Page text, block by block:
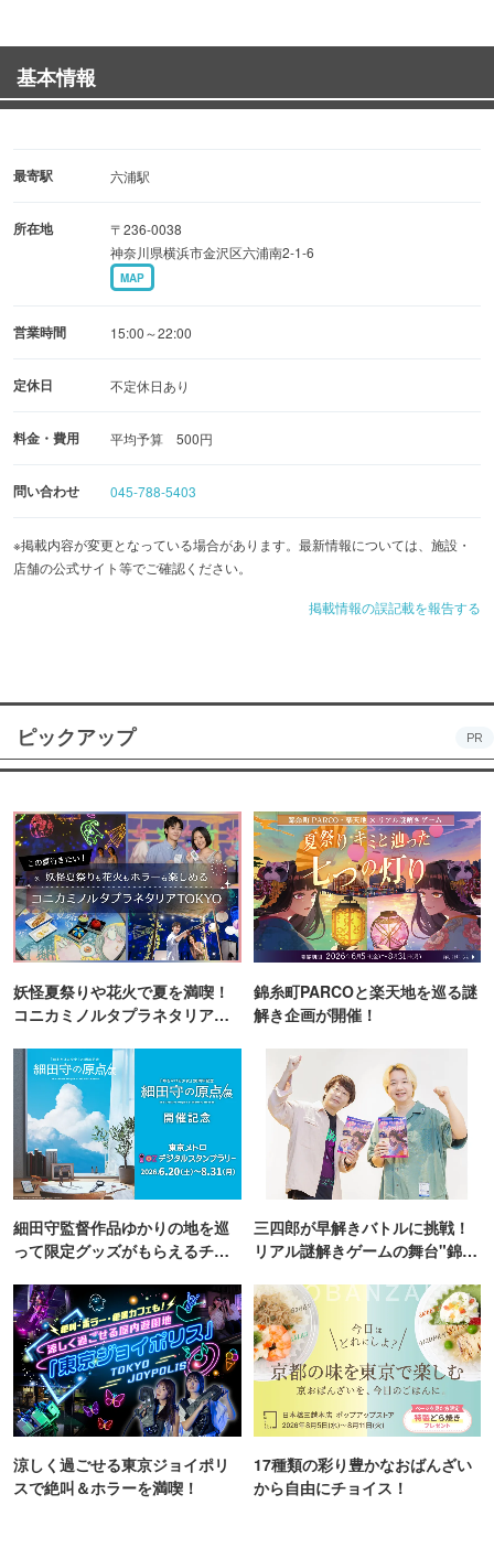
基本情報
最寄駅 六浦駅
所在地
〒236-0038
神奈川県横浜市金沢区六浦南2-1-6
MAP
営業時間 15:00～22:00
定休日 不定休日あり
料金・費用 平均予算 500円
問い合わせ 045-788-5403
※掲載内容が変更となっている場合があります。最新情報については、施設・
店舗の公式サイト等でご確認ください。
掲載情報の誤記載を報告する
ピックアップ PR
妖怪夏祭りや花火で夏を満喫！
コニカミノルタプラネタリア
錦糸町PARCOと楽天地を巡る謎
解き企画が開催！
細田守監督作品ゆかりの地を巡
って限定グッズがもらえるチャ
三四郎が早解きバトルに挑戦！
リアル謎解きゲームの舞台"錦糸
涼しく過ごせる東京ジョイポリ
スで絶叫＆ホラーを満喫！
17種類の彩り豊かなおばんざい
から自由にチョイス！